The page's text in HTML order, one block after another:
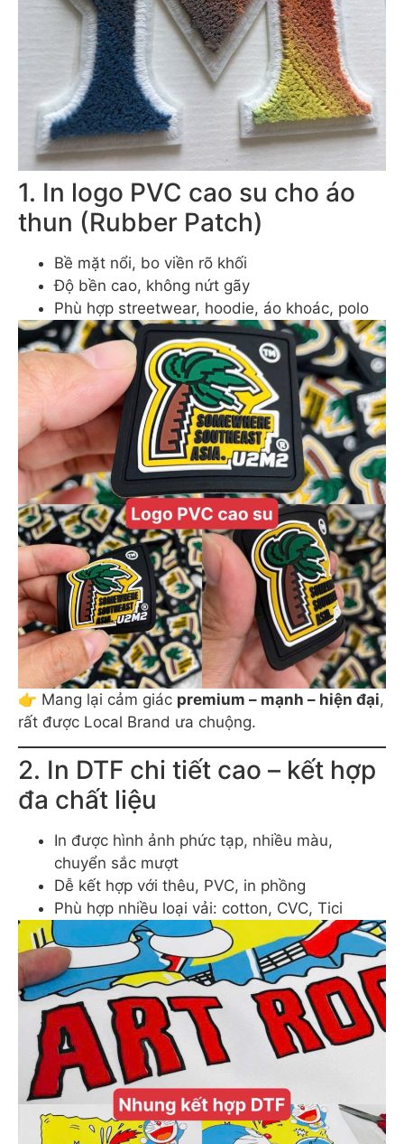
1. In logo PVC cao su cho áo
thun (Rubber Patch)
Bề mặt nổi, bo viền rõ khối
Độ bền cao, không nứt gãy
Phù hợp streetwear, hoodie, áo khoác, polo
👉 Mang lại cảm giác premium – mạnh – hiện đại,
rất được Local Brand ưa chuộng.
2. In DTF chi tiết cao – kết hợp
đa chất liệu
In được hình ảnh phức tạp, nhiều màu,
chuyển sắc mượt
Dễ kết hợp với thêu, PVC, in phồng
Phù hợp nhiều loại vải: cotton, CVC, Tici